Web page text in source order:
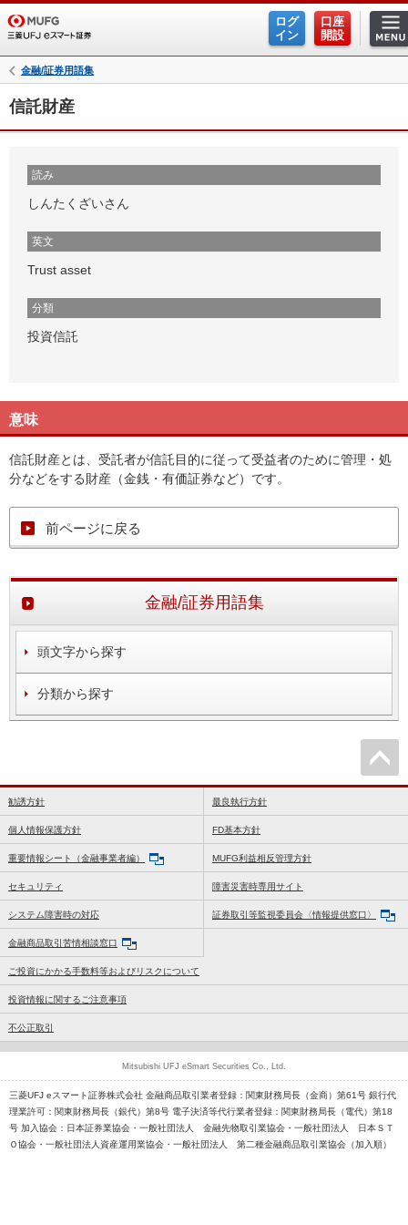
ログ
イン
口座
開設
金融/証券用語集
信託財産
読み
しんたくざいさん
英文
Trust asset
分類
投資信託
意味
信託財産とは、受託者が信託目的に従って受益者のために管理・処
分などをする財産（金銭・有価証券など）です。
前ページに戻る
金融/証券用語集
頭文字から探す
分類から探す
勧誘方針 最良執行方針
個人情報保護方針 FD基本方針
重要情報シート（金融事業者編） MUFG利益相反管理方針
セキュリティ 障害災害時専用サイト
システム障害時の対応 証券取引等監視委員会〈情報提供窓口〉
金融商品取引苦情相談窓口
ご投資にかかる手数料等およびリスクについて
投資情報に関するご注意事項
不公正取引
三菱UFJ eスマート証券株式会社 金融商品取引業者登録：関東財務局長（金商）第61号 銀行代
理業許可：関東財務局長（銀代）第8号 電子決済等代行業者登録：関東財務局長（電代）第18
号 加入協会：日本証券業協会・一般社団法人 金融先物取引業協会・一般社団法人 日本ＳＴ
Ｏ協会・一般社団法人資産運用業協会・一般社団法人 第二種金融商品取引業協会（加入順）
Mitsubishi UFJ eSmart Securities Co., Ltd.